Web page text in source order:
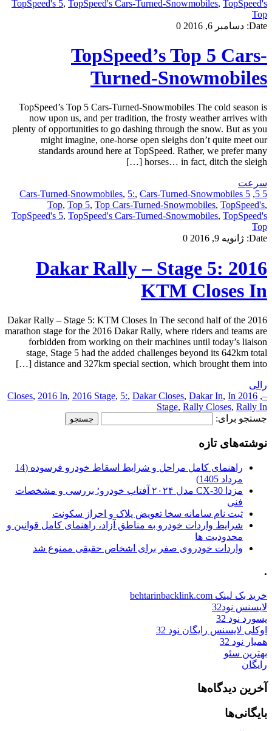
TopSpeed's 5, TopSpeed's Cars-Turned-Snowmobiles, TopSpeed's
Top
Date: دسامبر 6, 2016 0
TopSpeed’s Top 5 Cars-
Turned-Snowmobiles
TopSpeed’s Top 5 Cars-Turned-Snowmobiles The cold season is
now upon us, and per tradition, the frosty weather arrives with
plenty of opportunities to go dashing through the snow. But as you
might imagine, one-horse open sleighs don’t quite meet our
standards around here at TopSpeed. Rather, we prefer many
horses… in fact, ditch the sleigh […]
سرعت
5 5
,
5 Cars-Turned-Snowmobiles
, 5:, Cars-Turned-Snowmobiles
Top, Top 5, Top Cars-Turned-Snowmobiles, TopSpeed's,
TopSpeed's 5, TopSpeed's Cars-Turned-Snowmobiles, TopSpeed's
Top
Date: ژانویه 9, 2016 0
2016 Dakar Rally – Stage 5:
KTM Closes In
2016 Dakar Rally – Stage 5: KTM Closes In The second half of the
marathon stage for the 2016 Dakar Rally, where riders and teams are
forbidden from working on their machines until today’s liaison
stage, Stage 5 had the added challenges beyond its 642km total
distance and 327km special section, which brought them into […]
رالی
–
,
2016 Closes
, 2016 In, 2016 Stage, 5:, Dakar Closes, Dakar In, In
Stage, Rally Closes, Rally In
جستجو برای:
نوشته‌های تازه
راهنمای کامل مراحل و شرایط اسقاط خودرو فرسوده (14
مرداد 1405)
مزدا CX-30 مدل ۲۰۲۴ آفتاب خودرو؛ بررسی و مشخصات
فنی
ثبت نام سامانه سخا تعویض پلاک و احراز سکونت
شرایط واردات خودرو به مناطق آزاد، راهنمای کامل قوانین و
محدودیت ها
واردات خودروی صفر برای اشخاص حقیقی ممنوع شد
.
خرید بک لینک behtarinbacklink.com
لایسنس نود32
پسورد نود 32
اوکلی لایسنس رایگان نود 32
همیار نود 32
بهترین سئو
رایگان
آخرین دیدگاه‌ها
بایگانی‌ها